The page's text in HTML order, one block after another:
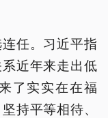
任。习近平指
近年来走出低
了实实在在福
持平等相待、